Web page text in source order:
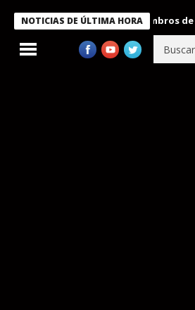
NOTICIAS DE ÚLTIMA HORA
Bukele condecora a miembros de